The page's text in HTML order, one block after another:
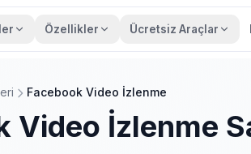
Özellikler Ücretsiz Araçlar
Facebook Video İzlenme
Video İzlenme